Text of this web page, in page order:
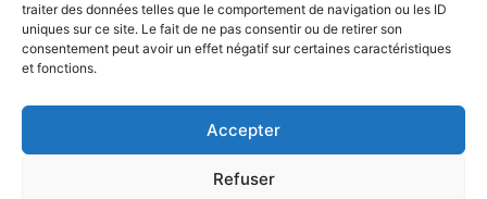
traiter des données telles que le comportement de navigation ou les ID
uniques sur ce site. Le fait de ne pas consentir ou de retirer son
consentement peut avoir un effet négatif sur certaines caractéristiques
et fonctions.
Accepter
Refuser
3 rue du forage – 59320 EMMERIN.
W595013276